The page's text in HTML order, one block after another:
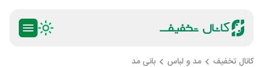
کانال تخفیف مد و لباس بانی مد